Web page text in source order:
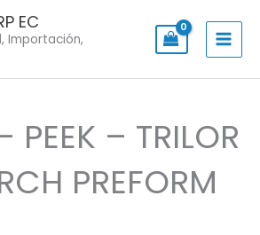
EC
Importación,
PEEK – TRILOR
PREFORM